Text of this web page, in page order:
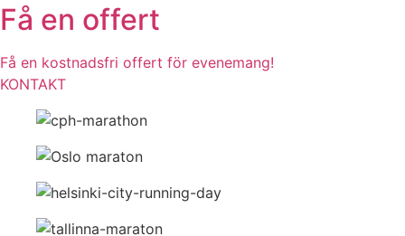
Få en offert
Få en kostnadsfri offert för evenemang!
KONTAKT